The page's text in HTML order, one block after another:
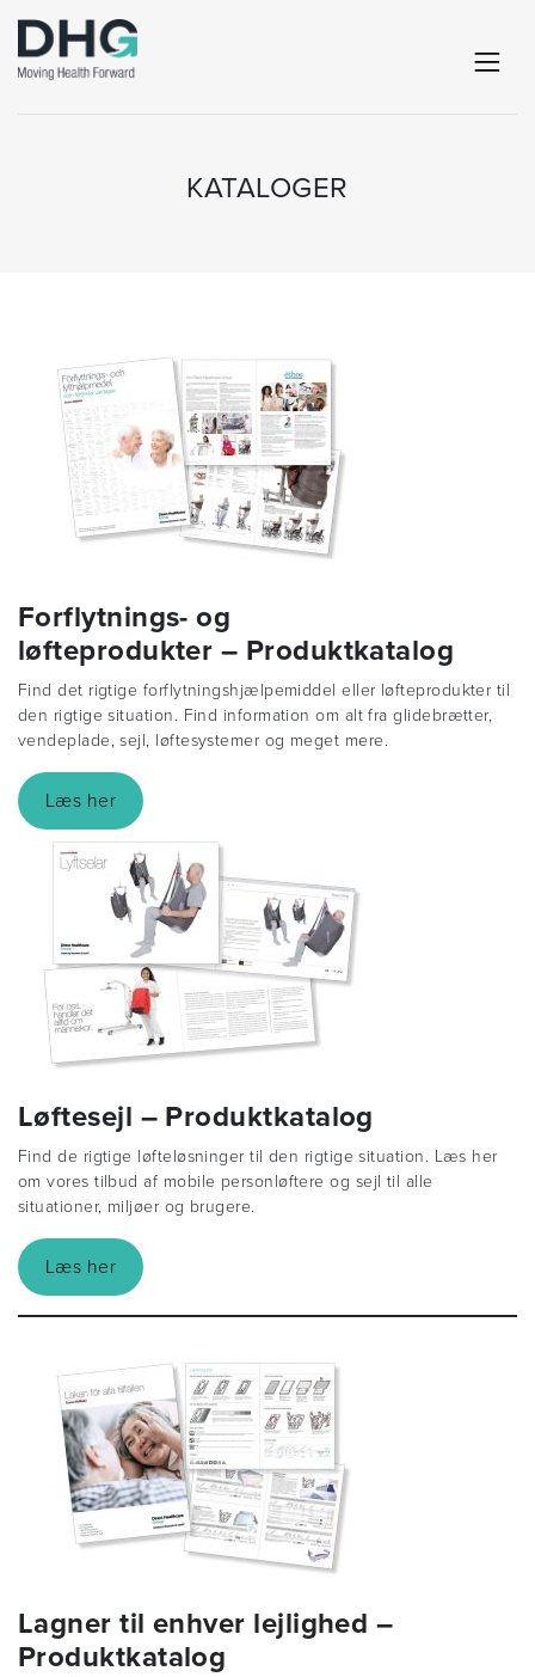
KATALOGER
Forflytnings- og
løfteprodukter – Produktkatalog
Find det rigtige forflytningshjælpemiddel eller løfteprodukter til
den rigtige situation. Find information om alt fra glidebrætter,
vendeplade, sejl, løftesystemer og meget mere.
Læs her
Løftesejl – Produktkatalog
Find de rigtige løfteløsninger til den rigtige situation. Læs her
om vores tilbud af mobile personløftere og sejl til alle
situationer, miljøer og brugere.
Læs her
Lagner til enhver lejlighed –
Produktkatalog